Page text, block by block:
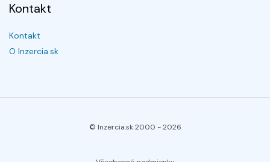
Kontakt
Kontakt
O Inzercia.sk
© Inzercia.sk 2000 -2026